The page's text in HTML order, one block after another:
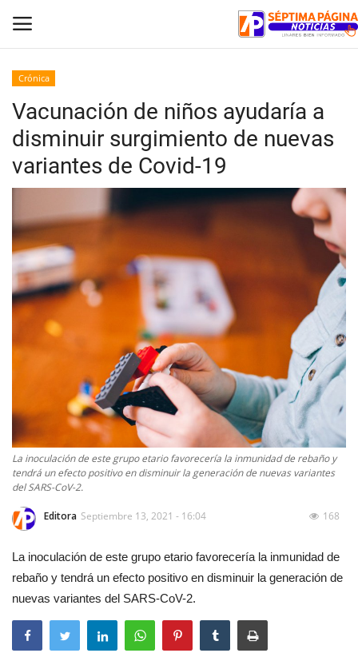
Inicio
Crónica
Policial
Tribunales
Deporte
Política
Crónica
Vacunación de niños ayudaría a
disminuir surgimiento de nuevas
variantes de Covid-19
La inoculación de este grupo etario favorecería la inmunidad de rebaño y
tendrá un efecto positivo en disminuir la generación de nuevas variantes
del SARS-CoV-2.
Editora Septiembre 13, 2021 - 16:04 168
La inoculación de este grupo etario favorecería la inmunidad de
rebaño y tendrá un efecto positivo en disminuir la generación de
nuevas variantes del SARS-CoV-2.